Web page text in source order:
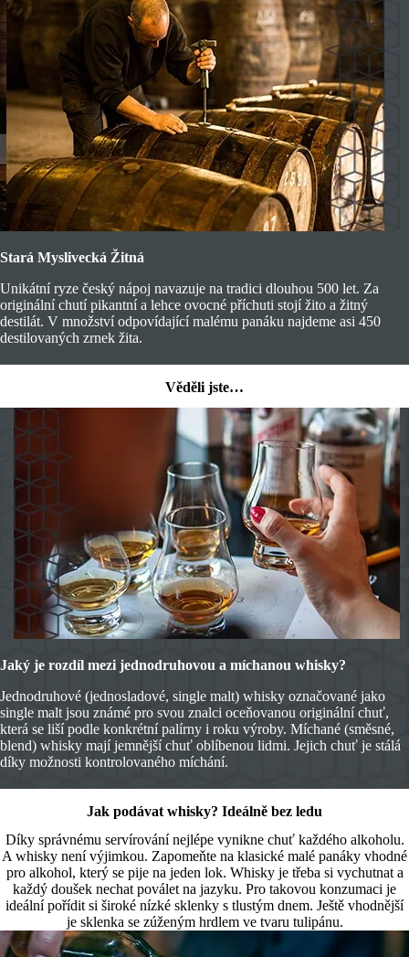
Stará Myslivecká Žitná
Unikátní ryze český nápoj navazuje na tradici dlouhou 500 let. Za
originální chutí pikantní a lehce ovocné příchuti stojí žito a žitný
destilát. V množství odpovídající malému panáku najdeme asi 450
destilovaných zrnek žita.
Věděli jste…
Jaký je rozdíl mezi jednodruhovou a míchanou whisky?
Jednodruhové (jednosladové, single malt) whisky označované jako
single malt jsou známé pro svou znalci oceňovanou originální chuť,
která se liší podle konkrétní palírny i roku výroby. Míchané (směsné,
blend) whisky mají jemnější chuť oblíbenou lidmi. Jejich chuť je stálá
díky možnosti kontrolovaného míchání.
Jak podávat whisky? Ideálně bez ledu
Díky správnému servírování nejlépe vynikne chuť každého alkoholu.
A whisky není výjimkou. Zapomeňte na klasické malé panáky vhodné
pro alkohol, který se pije na jeden lok. Whisky je třeba si vychutnat a
každý doušek nechat poválet na jazyku. Pro takovou konzumaci je
ideální pořídit si široké nízké sklenky s tlustým dnem. Ještě vhodnější
je sklenka se zúženým hrdlem ve tvaru tulipánu.